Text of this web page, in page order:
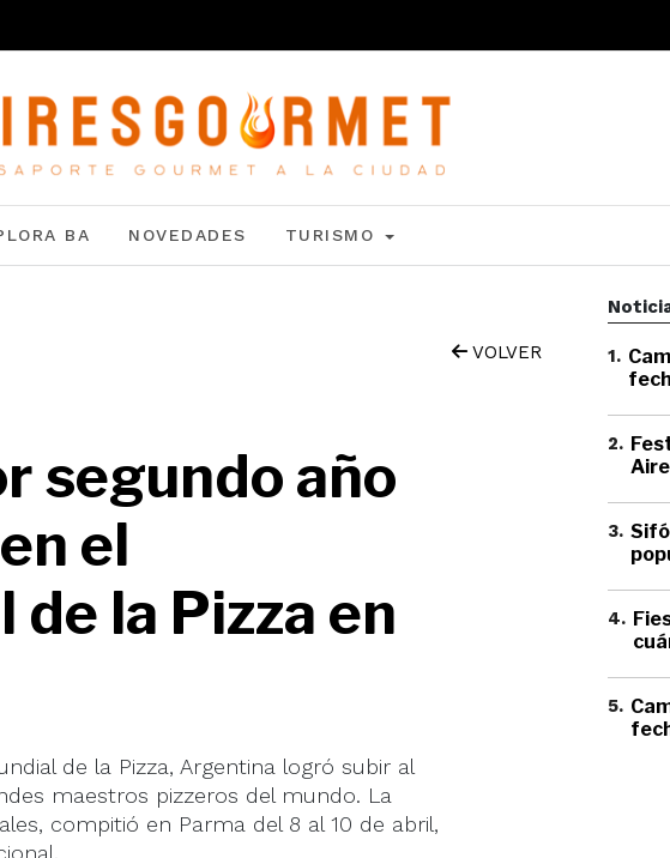
BA NOVEDADES TURISMO
VOLVER
segundo año
el
la Pizza en
de la Pizza, Argentina logró subir al
maestros pizzeros del mundo. La
compitió en Parma del 8 al 10 de abril,
1.
2.
3.
4.
5.